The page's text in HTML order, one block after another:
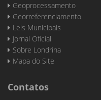
Geoprocessamento
Georreferenciamento
Leis Municipais
Jornal Oficial
Sobre Londrina
Mapa do Site
Contatos